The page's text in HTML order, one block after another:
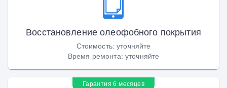
Восстановление олеофобного покрытия
Стоимость:уточняйте
Время ремонта: уточняйте
Гарантия 6 месяцев